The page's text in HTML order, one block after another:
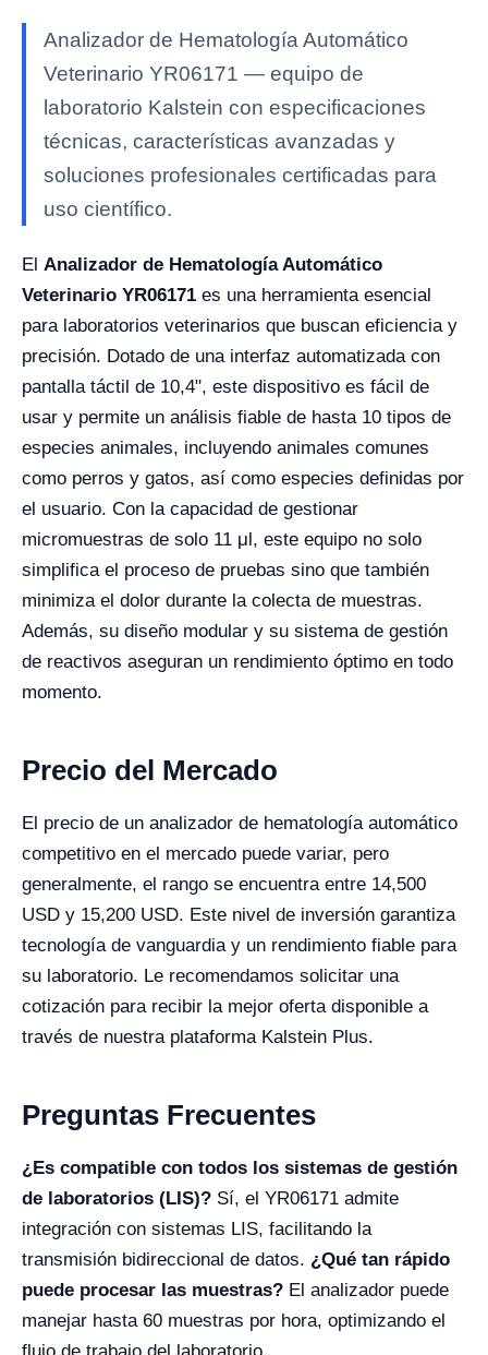
Analizador de Hematología Automático
Veterinario YR06171 — equipo de
laboratorio Kalstein con especificaciones
técnicas, características avanzadas y
soluciones profesionales certificadas para
uso científico.
El Analizador de Hematología Automático
Veterinario YR06171 es una herramienta esencial
para laboratorios veterinarios que buscan eficiencia y
precisión. Dotado de una interfaz automatizada con
pantalla táctil de 10,4", este dispositivo es fácil de
usar y permite un análisis fiable de hasta 10 tipos de
especies animales, incluyendo animales comunes
como perros y gatos, así como especies definidas por
el usuario. Con la capacidad de gestionar
micromuestras de solo 11 μl, este equipo no solo
simplifica el proceso de pruebas sino que también
minimiza el dolor durante la colecta de muestras.
Además, su diseño modular y su sistema de gestión
de reactivos aseguran un rendimiento óptimo en todo
momento.
Precio del Mercado
El precio de un analizador de hematología automático
competitivo en el mercado puede variar, pero
generalmente, el rango se encuentra entre 14,500
USD y 15,200 USD. Este nivel de inversión garantiza
tecnología de vanguardia y un rendimiento fiable para
su laboratorio. Le recomendamos solicitar una
cotización para recibir la mejor oferta disponible a
través de nuestra plataforma Kalstein Plus.
Preguntas Frecuentes
¿Es compatible con todos los sistemas de gestión
de laboratorios (LIS)? Sí, el YR06171 admite
integración con sistemas LIS, facilitando la
transmisión bidireccional de datos. ¿Qué tan rápido
puede procesar las muestras? El analizador puede
manejar hasta 60 muestras por hora, optimizando el